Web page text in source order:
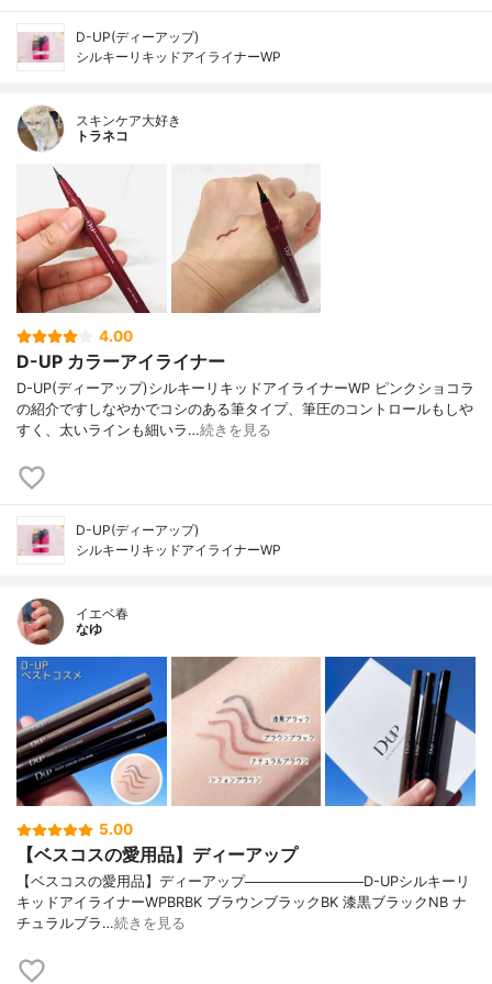
D-UP(ディーアップ)
シルキーリキッドアイライナーWP
スキンケア大好き
トラネコ
4.00
D-UP カラーアイライナー
D-UP(ディーアップ)シルキーリキッドアイライナーWP ピンクショコラ
の紹介ですしなやかでコシのある筆タイプ、筆圧のコントロールもしや
すく、太いラインも細いラ…続きを見る
D-UP(ディーアップ)
シルキーリキッドアイライナーWP
イエベ春
なゆ
5.00
【ベスコスの愛用品】ディーアップ
【ベスコスの愛用品】ディーアップ────────────D-UPシルキーリ
キッドアイライナーWPBRBK ブラウンブラックBK 漆黒ブラックNB ナ
チュラルブラ…続きを見る